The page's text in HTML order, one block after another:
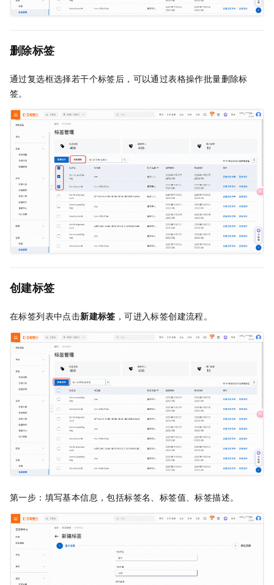
删除标签
通过复选框选择若干个标签后，可以通过表格操作批量删除标
签。
创建标签
在标签列表中点击新建标签 ，可进入标签创建流程。
第一步：填写基本信息，包括标签名、标签值、标签描述。